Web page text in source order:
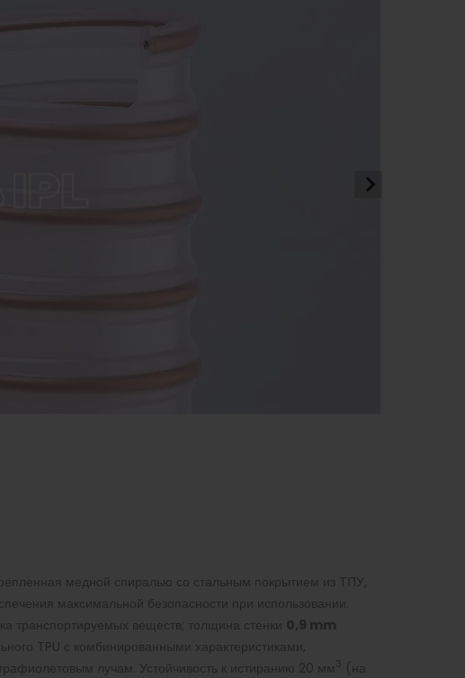
медной спиралью со стальным покрытием из ТПУ,
максимальной безопасности при использовании.
транспортируемых веществ; толщина стенки 0,9 mm
TPU с комбинированными характеристиками,
лучам. Устойчивость к истиранию 20 мм 3 (на